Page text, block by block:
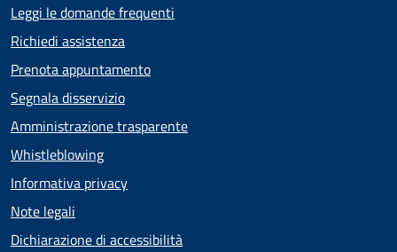
Leggi le domande frequenti
Richiedi assistenza
Prenota appuntamento
Segnala disservizio
Amministrazione trasparente
Whistleblowing
Informativa privacy
Note legali
Dichiarazione di accessibilità